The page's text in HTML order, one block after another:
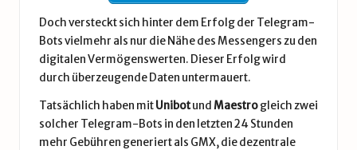
Doch versteckt sich hinter dem Erfolg der Telegram-
Bots vielmehr als nur die Nähe des Messengers zu den
digitalen Vermögenswerten. Dieser Erfolg wird
durch überzeugende Daten untermauert.
Tatsächlich haben mitUnibotund Maestrogleich zwei
solcher Telegram-Bots in den letzten 24 Stunden
mehr Gebühren generiert als GMX, die dezentrale